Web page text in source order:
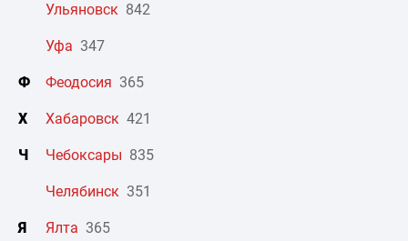
Ульяновск 842
Уфа 347
Ф Феодосия 365
Х Хабаровск 421
Ч Чебоксары 835
Челябинск 351
Я Ялта 365